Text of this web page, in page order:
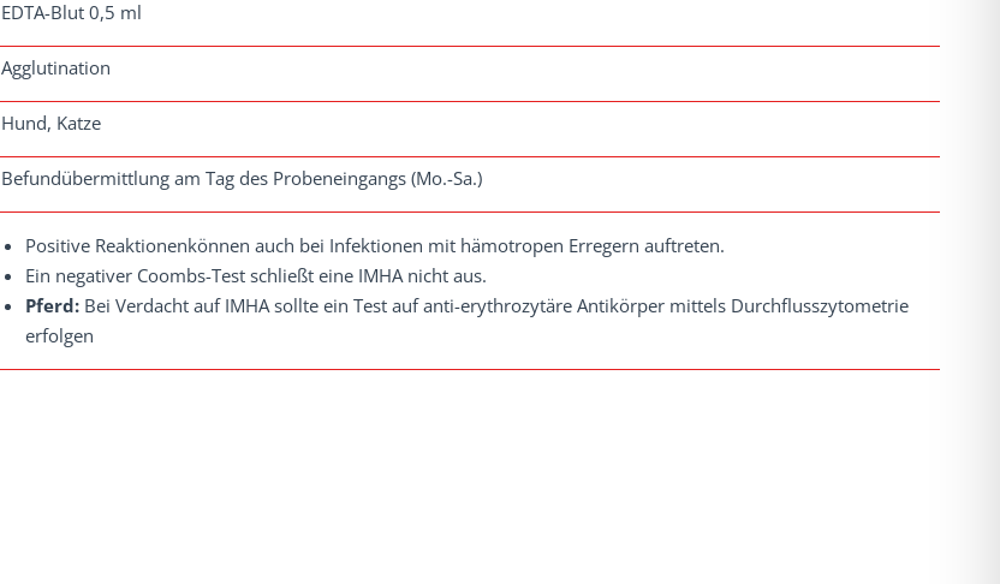
EDTA-Blut 0,5 ml
Agglutination
Hund, Katze
Befundübermittlung am Tag des Probeneingangs (Mo.-Sa.)
Positive Reaktionenkönnen auch bei Infektionen mit hämotropen Erregern auftreten.
Ein negativer Coombs-Test schließt eine IMHA nicht aus.
Pferd: Bei Verdacht auf IMHA sollte ein Test auf anti-erythrozytäre Antikörper mittels Durchflusszytometrie
erfolgen